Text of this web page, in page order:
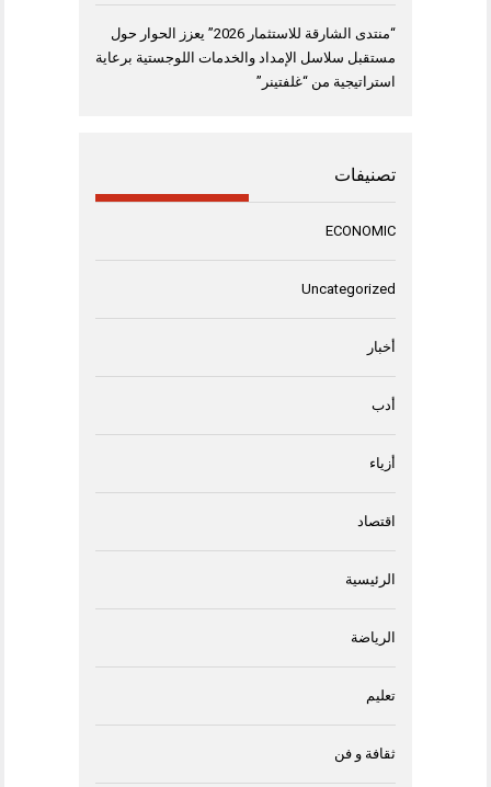
“منتدى الشارقة للاستثمار 2026” يعزز الحوار حول
مستقبل سلاسل الإمداد والخدمات اللوجستية برعاية
استراتيجية من “غلفتينر”
تصنيفات
ECONOMIC
Uncategorized
أخبار
أدب
أزياء
اقتصاد
الرئيسية
الرياضة
تعليم
ثقافة و فن